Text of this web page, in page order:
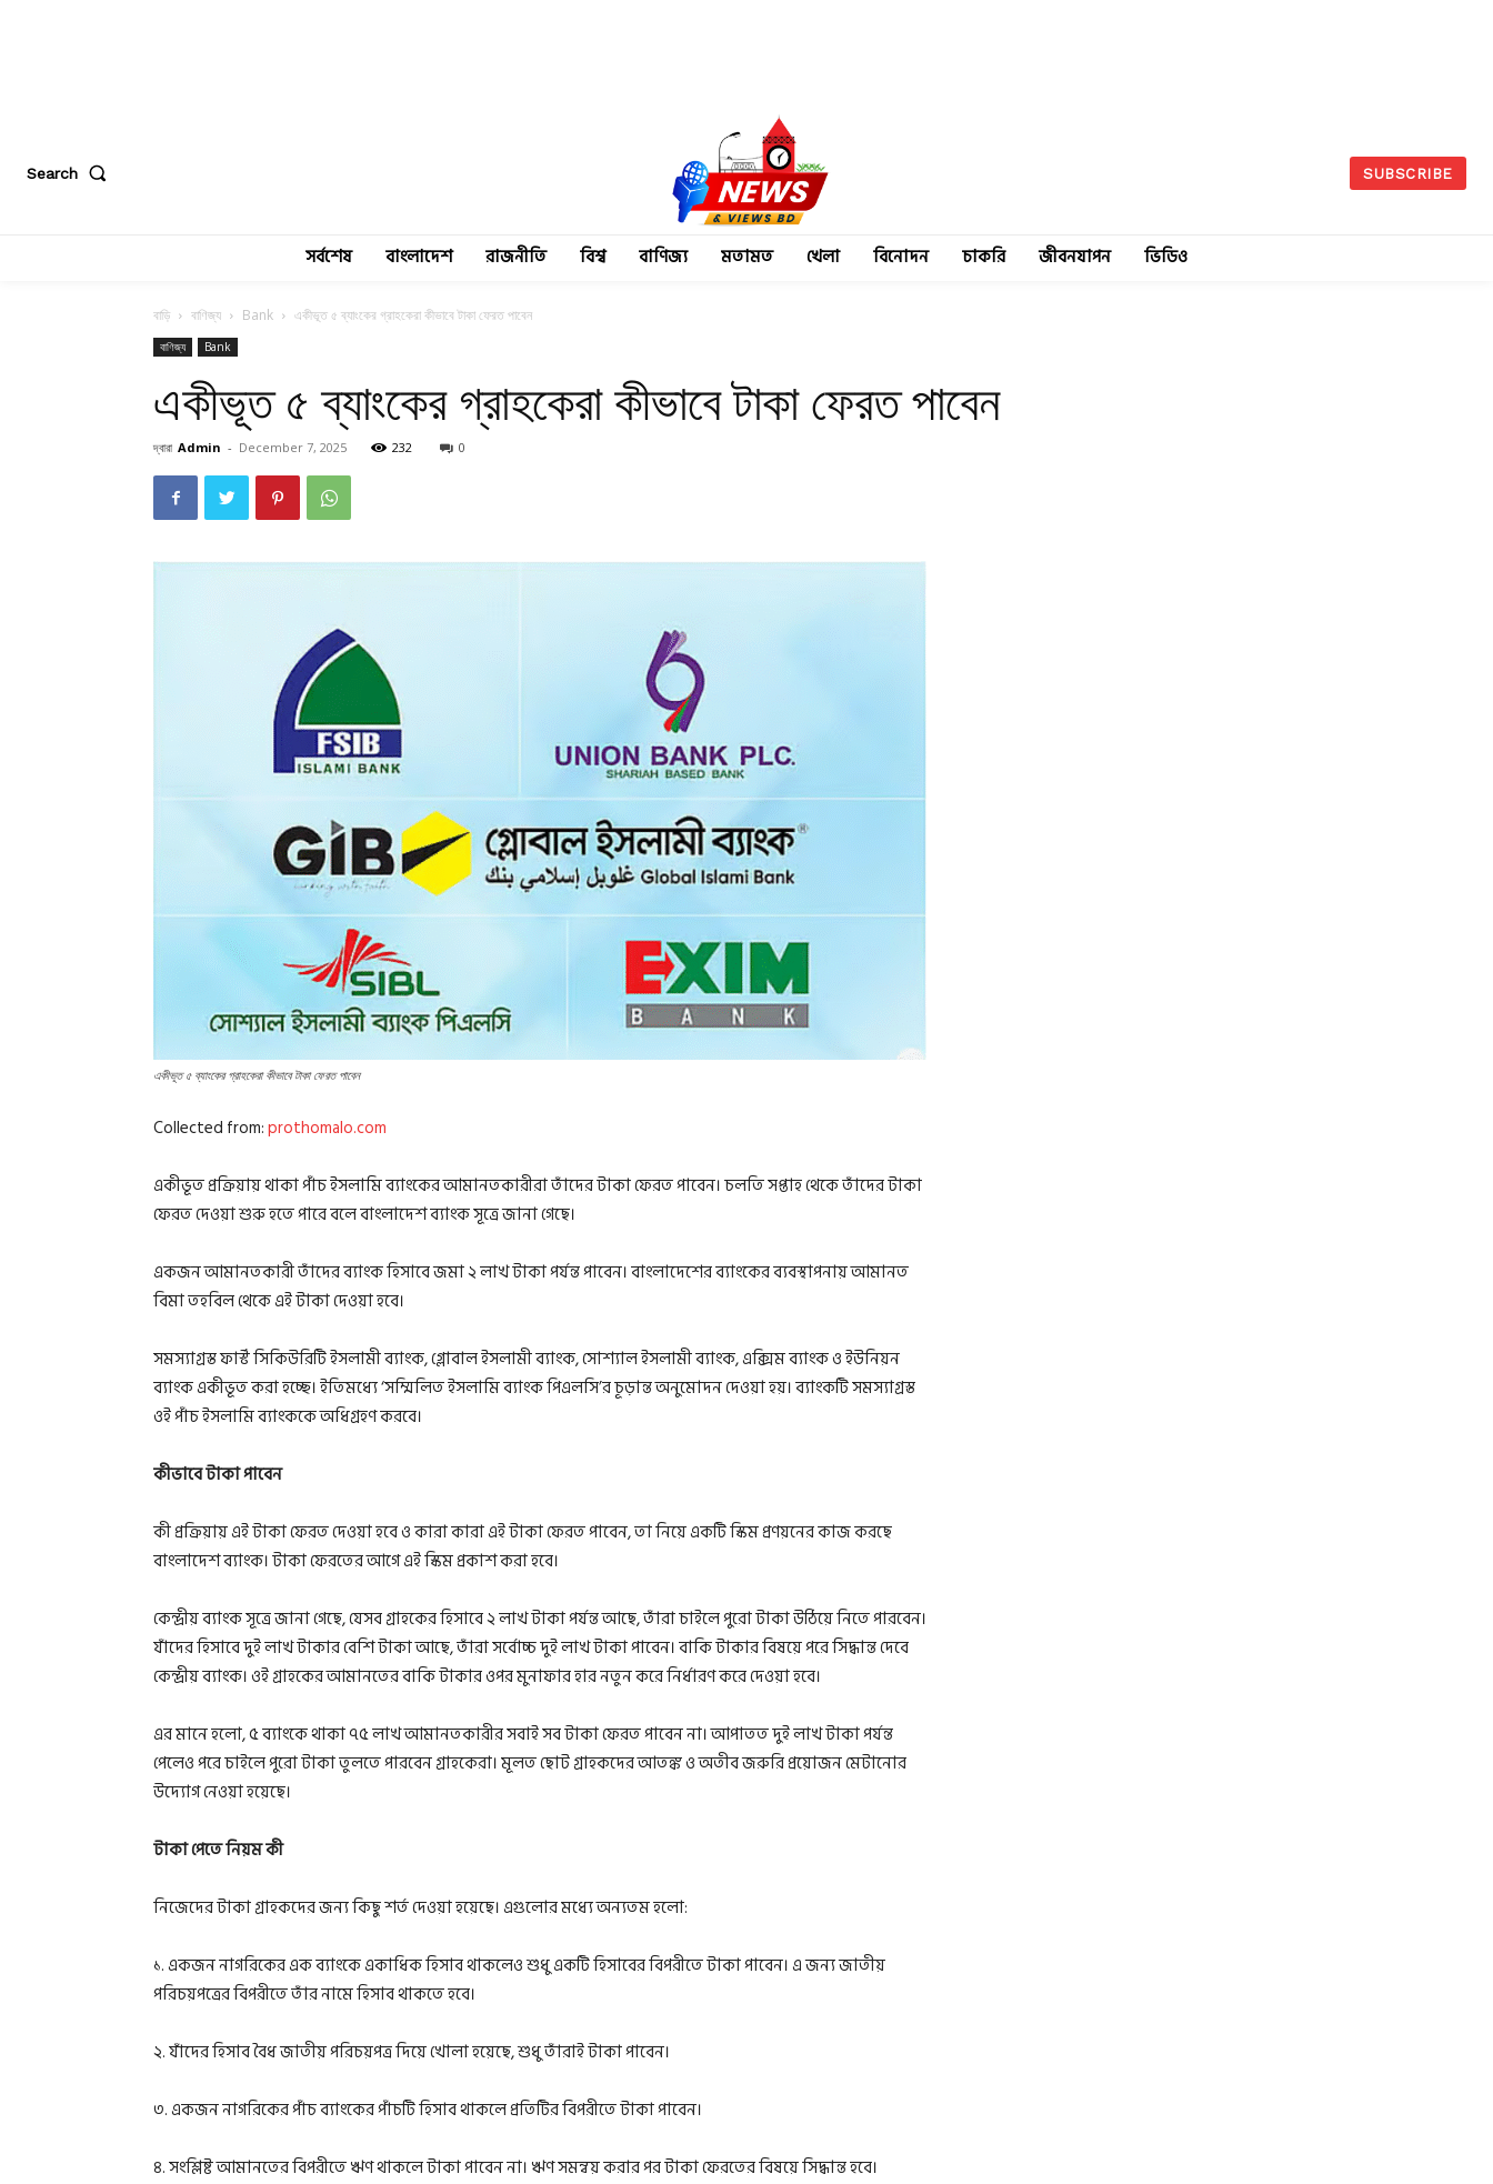
Search SUBSCRIBE
সর্বশেষ বাংলাদেশ রাজনীতি বিশ্ব বাণিজ্য মতামত খেলা বিনোদন চাকরি জীবনযাপন ভিডিও
বাড়ি বাণিজ্য Bank একীভূত ৫ ব্যাংকের গ্রাহকেরা কীভাবে টাকা ফেরত পাবেন
বাণিজ্য Bank
একীভূত ৫ ব্যাংকের গ্রাহকেরা কীভাবে টাকা ফেরত পাবেন
দ্বারা Admin - December 7, 2025 232 0
একীভূত ৫ ব্যাংকের গ্রাহকেরা কীভাবে টাকা ফেরত পাবেন
Collected from:prothomalo.com
একীভূত প্রক্রিয়ায় থাকা পাঁচ ইসলামি ব্যাংকের আমানতকারীরা তাঁদের টাকা ফেরত পাবেন। চলতি সপ্তাহ থেকে তাঁদের টাকা
ফেরত দেওয়া শুরু হতে পারে বলে বাংলাদেশ ব্যাংক সূত্রে জানা গেছে।
একজন আমানতকারী তাঁদের ব্যাংক হিসাবে জমা ২ লাখ টাকা পর্যন্ত পাবেন। বাংলাদেশের ব্যাংকের ব্যবস্থাপনায় আমানত
বিমা তহবিল থেকে এই টাকা দেওয়া হবে।
সমস্যাগ্রস্ত ফার্স্ট সিকিউরিটি ইসলামী ব্যাংক, গ্লোবাল ইসলামী ব্যাংক, সোশ্যাল ইসলামী ব্যাংক, এক্সিম ব্যাংক ও ইউনিয়ন
ব্যাংক একীভূত করা হচ্ছে। ইতিমধ্যে ‘সম্মিলিত ইসলামি ব্যাংক পিএলসি’র চূড়ান্ত অনুমোদন দেওয়া হয়। ব্যাংকটি সমস্যাগ্রস্ত
ওই পাঁচ ইসলামি ব্যাংককে অধিগ্রহণ করবে।
কীভাবে টাকা পাবেন
কী প্রক্রিয়ায় এই টাকা ফেরত দেওয়া হবে ও কারা কারা এই টাকা ফেরত পাবেন, তা নিয়ে একটি স্কিম প্রণয়নের কাজ করছে
বাংলাদেশ ব্যাংক। টাকা ফেরতের আগে এই স্কিম প্রকাশ করা হবে।
কেন্দ্রীয় ব্যাংক সূত্রে জানা গেছে, যেসব গ্রাহকের হিসাবে ২ লাখ টাকা পর্যন্ত আছে, তাঁরা চাইলে পুরো টাকা উঠিয়ে নিতে পারবেন।
যাঁদের হিসাবে দুই লাখ টাকার বেশি টাকা আছে, তাঁরা সর্বোচ্চ দুই লাখ টাকা পাবেন। বাকি টাকার বিষয়ে পরে সিদ্ধান্ত দেবে
কেন্দ্রীয় ব্যাংক। ওই গ্রাহকের আমানতের বাকি টাকার ওপর মুনাফার হার নতুন করে নির্ধারণ করে দেওয়া হবে।
এর মানে হলো, ৫ ব্যাংকে থাকা ৭৫ লাখ আমানতকারীর সবাই সব টাকা ফেরত পাবেন না। আপাতত দুই লাখ টাকা পর্যন্ত
পেলেও পরে চাইলে পুরো টাকা তুলতে পারবেন গ্রাহকেরা। মূলত ছোট গ্রাহকদের আতঙ্ক ও অতীব জরুরি প্রয়োজন মেটানোর
উদ্যোগ নেওয়া হয়েছে।
টাকা পেতে নিয়ম কী
নিজেদের টাকা গ্রাহকদের জন্য কিছু শর্ত দেওয়া হয়েছে। এগুলোর মধ্যে অন্যতম হলো:
১. একজন নাগরিকের এক ব্যাংকে একাধিক হিসাব থাকলেও শুধু একটি হিসাবের বিপরীতে টাকা পাবেন। এ জন্য জাতীয়
পরিচয়পত্রের বিপরীতে তাঁর নামে হিসাব থাকতে হবে।
২. যাঁদের হিসাব বৈধ জাতীয় পরিচয়পত্র দিয়ে খোলা হয়েছে, শুধু তাঁরাই টাকা পাবেন।
৩. একজন নাগরিকের পাঁচ ব্যাংকের পাঁচটি হিসাব থাকলে প্রতিটির বিপরীতে টাকা পাবেন।
৪. সংশ্লিষ্ট আমানতের বিপরীতে ঋণ থাকলে টাকা পাবেন না। ঋণ সমন্বয় করার পর টাকা ফেরতের বিষয়ে সিদ্ধান্ত হবে।